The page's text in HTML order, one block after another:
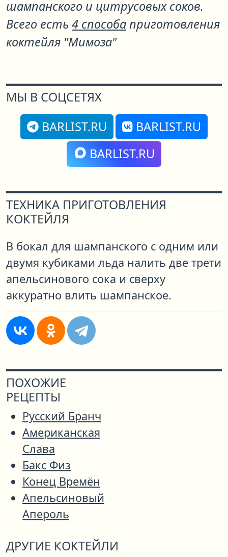
шампанского и цитрусовых соков.
Всего есть 4 способаприготовления
коктейля "Мимоза"
МЫ В СОЦСЕТЯХ
BARLIST.RU
BARLIST.RU
BARLIST.RU
ТЕХНИКА ПРИГОТОВЛЕНИЯ
КОКТЕЙЛЯ
В бокал для шампанского с одним или
двумя кубиками льда налить две трети
апельсинового сока и сверху
аккуратно влить шампанское.
ПОХОЖИЕ
РЕЦЕПТЫ
Русский Бранч
Американская
Слава
Бакс Физ
Конец Времён
Апельсиновый
Апероль
ДРУГИЕ КОКТЕЙЛИ